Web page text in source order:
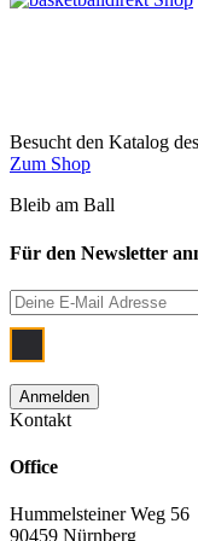
Besucht den Katalog
Zum Shop
Bleib am Ball
Für den Newsletter
Kontakt
Office
Hummelsteiner Weg 56
90459 Nürnberg